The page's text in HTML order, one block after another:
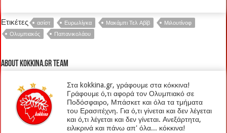
Ετικέτες ασίστ Ευρωλίγκα Μακάμπι Τελ Αβίβ
Μιλουτίνοφ
Ολυμπιακός
Παπανικολάου
About kokkina.gr TEAM
Στα kokkina.gr, γράφουμε στα κόκκινα!
Γράφουμε ό,τι αφορά τον Ολυμπιακό σε
Ποδόσφαιρο, Μπάσκετ και όλα τα τμήματα
του Ερασιτέχνη. Για ό,τι γίνεται και δεν λέγεται
και ό,τι λέγεται και δεν γίνεται. Ανεξάρτητα,
ειλικρινά και πάνω απ' όλα... κόκκινα!